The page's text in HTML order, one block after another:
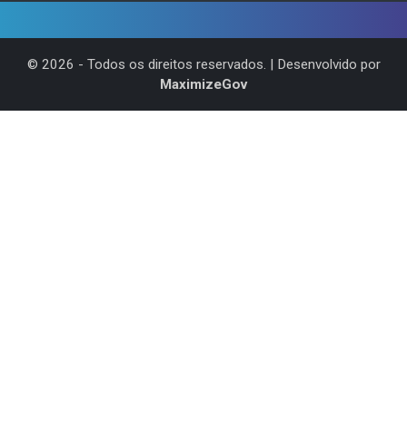
© 2026 - Todos os direitos reservados. | Desenvolvido por
MaximizeGov